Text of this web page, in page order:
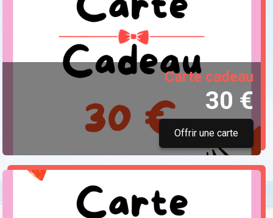
Carte cadeau
30 €
Offrir une carte